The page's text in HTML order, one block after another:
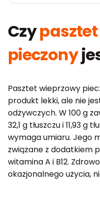
Czy
pieczony
Pasztet wieprzowy
produkt lekki, ale nie
odżywczych. W 100 g
32,1 g tłuszczu i 11,93 g
wymaga umiaru. Jego
związane z dodatkiem
witamina A i B12.
okazjonalnego użycia,